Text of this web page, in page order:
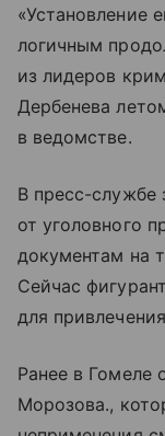
«Установление
логичным
из лидеров
Дербенева
в ведомстве.
В пресс-службе
от уголовного
документам на
Сейчас
для
Ранее в Гомеле
Морозова.,